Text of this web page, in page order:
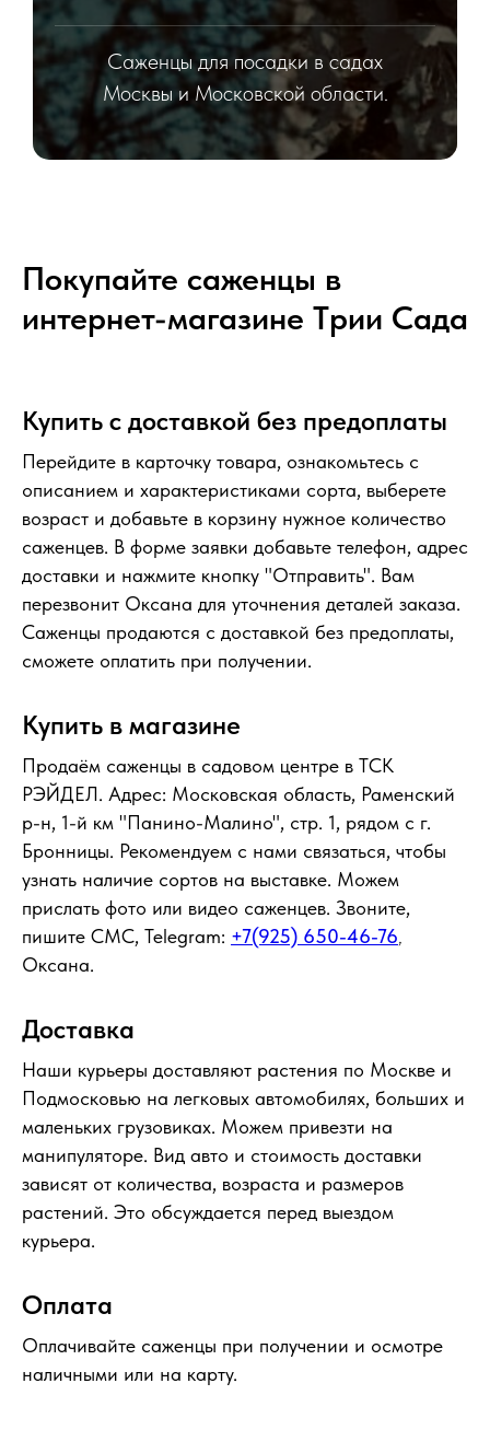
Саженцы для посадки в садах
Москвы и Московской области.
Покупайте саженцы в
интернет-магазине Tрии Сада
Купить с доставкой без предоплаты
Перейдите в карточку товара, ознакомьтесь с
описанием и характеристиками сорта, выберете
возраст и добавьте в корзину нужное количество
саженцев. В форме заявки добавьте телефон, адрес
доставки и нажмите кнопку "Отправить". Вам
перезвонит Оксана для уточнения деталей заказа.
Саженцы продаются с доставкой без предоплаты,
сможете оплатить при получении.
Купить в магазине
Продаём саженцы в садовом центре в ТСК
РЭЙДЕЛ. Адрес: Московская область, Раменский
р-н, 1-й км "Панино-Малино", стр. 1, рядом с г.
Бронницы. Рекомендуем с нами связаться, чтобы
узнать наличие сортов на выставке. Можем
прислать фото или видео саженцев. Звоните,
пишите СМС, Telegram: +7(925) 650-46-76,
Оксана.
Доставка
Наши курьеры доставляют растения по Москве и
Подмосковью на легковых автомобилях, больших и
маленьких грузовиках. Можем привезти на
манипуляторе. Вид авто и стоимость доставки
зависят от количества, возраста и размеров
растений. Это обсуждается перед выездом
курьера.
Оплата
Оплачивайте саженцы при получении и осмотре
наличными или на карту.